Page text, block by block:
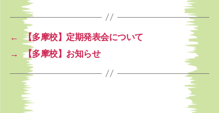
←
【多摩校】定期発表会について
→
【多摩校】お知らせ